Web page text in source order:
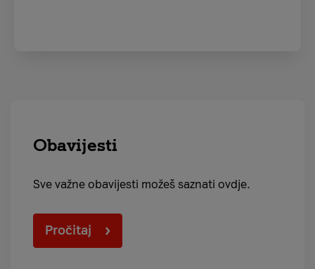
Obavijesti
Sve važne obavijesti možeš saznati ovdje.
Pročitaj